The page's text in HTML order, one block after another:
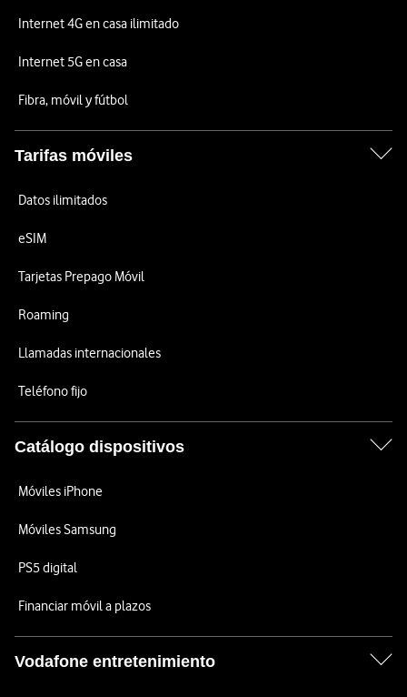
Internet 4G en casa ilimitado
Internet 5G en casa
Fibra, móvil y fútbol
Tarifas móviles
Datos ilimitados
eSIM
Tarjetas Prepago Móvil
Roaming
Llamadas internacionales
Teléfono fijo
Catálogo dispositivos
Móviles iPhone
Móviles Samsung
PS5 digital
Financiar móvil a plazos
Vodafone entretenimiento